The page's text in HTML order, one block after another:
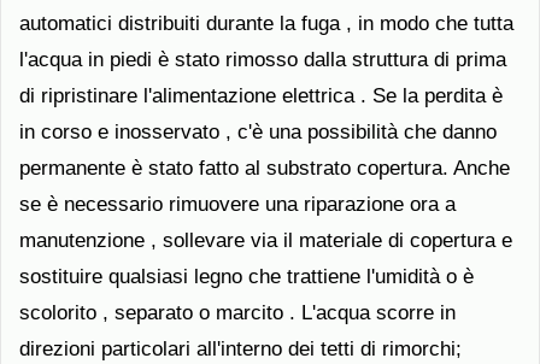
automatici distribuiti durante la fuga , in modo che tutta
l'acqua in piedi è stato rimosso dalla struttura di prima
di ripristinare l'alimentazione elettrica . Se la perdita è
in corso e inosservato , c'è una possibilità che danno
permanente è stato fatto al substrato copertura. Anche
se è necessario rimuovere una riparazione ora a
manutenzione , sollevare via il materiale di copertura e
sostituire qualsiasi legno che trattiene l'umidità o è
scolorito , separato o marcito . L'acqua scorre in
direzioni particolari all'interno dei tetti di rimorchi;